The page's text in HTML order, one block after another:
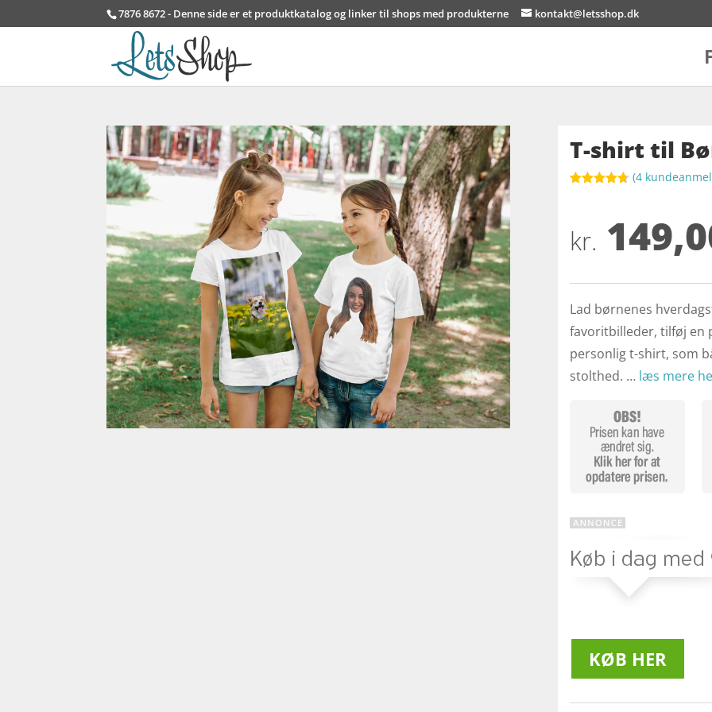
7876 8672 - Denne side er et produktkatalog og linker til shops med produkterne kontakt@letsshop.dk
T-shirt til
baseret på
kundebedø
mmelser
(4
kr.
Lad børnenes
favoritbilleder, tilføj en
personlig t-shirt, som
stolthed. … læs mere
KØB HER